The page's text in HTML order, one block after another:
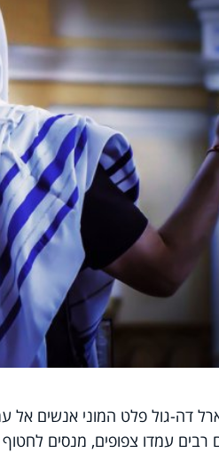
דה-גול פלט המוני אנשים אל
רבים עמדו צפופים, מנסים